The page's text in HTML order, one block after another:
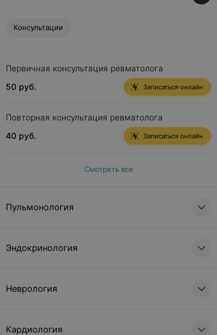
Консультации
Первичная консультация ревматолога
50 руб.
Записаться онлайн
Повторная консультация ревматолога
40 руб.
Записаться онлайн
Смотреть все
Пульмонология
Эндокринология
Неврология
Кардиология